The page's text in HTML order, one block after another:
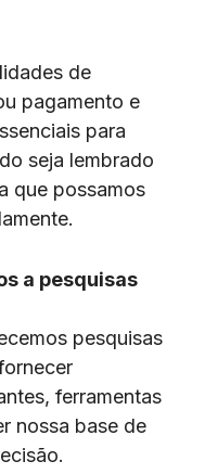
de
pagamento e
para
seja lembrado
que possamos
a pesquisas
pesquisas
ferramentas
nossa base de